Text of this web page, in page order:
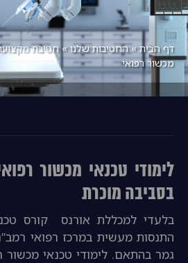
דף הבית»החטיבות שלנו»חטיבת
מכשור רפואי
לימודי טכנאי מכשור
בסביבה מוכרת
בלעדי למכללת אורנס קורס
התנסות מעשית במרכז רפואי
גמר בהתאם. לימודי טכנאי מכשור